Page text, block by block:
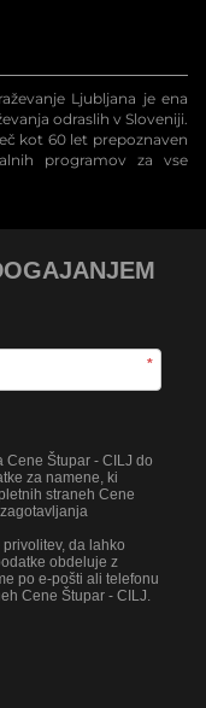
Ljubljana je ena
odraslih v Sloveniji.
kot 60 let prepoznaven
programov za vse
*
Štupar - CILJ do
za namene, ki
straneh Cene
da lahko
obdeluje z
po e-pošti ali telefonu
Cene Štupar - CILJ.